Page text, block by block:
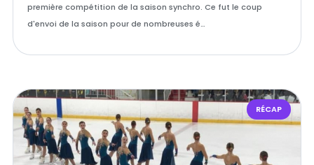
première compétition de la saison synchro. Ce fut le coup
d'envoi de la saison pour de nombreuses é…
RÉCAP